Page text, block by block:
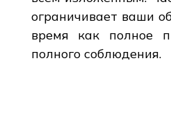
ограничивает ваши
время как полное
полного соблюдения.